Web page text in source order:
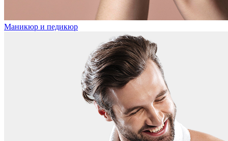
Маникюр и педикюр